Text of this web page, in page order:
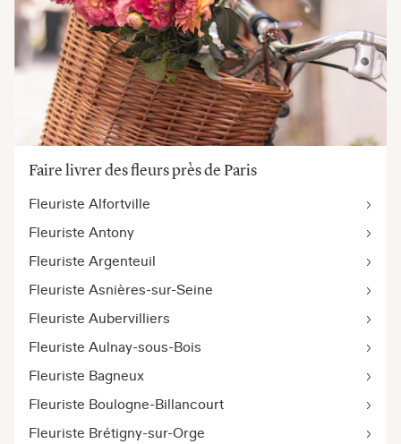
Faire livrer des fleurs près de Paris
Fleuriste Alfortville
Fleuriste Antony
Fleuriste Argenteuil
Fleuriste Asnières-sur-Seine
Fleuriste Aubervilliers
Fleuriste Aulnay-sous-Bois
Fleuriste Bagneux
Fleuriste Boulogne-Billancourt
Fleuriste Brétigny-sur-Orge